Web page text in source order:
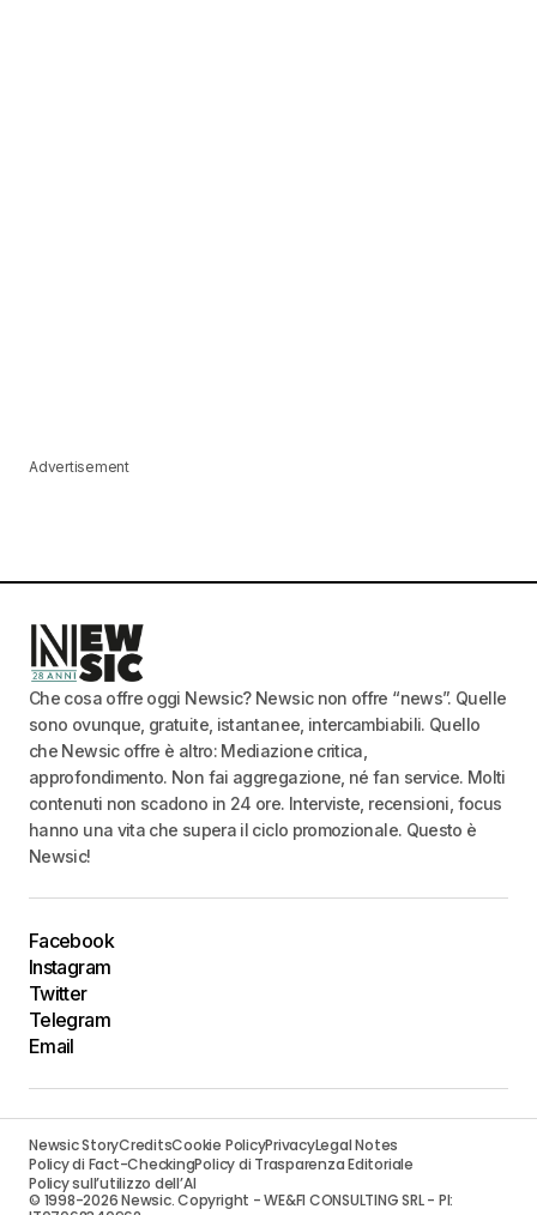
Advertisement
Che cosa offre oggi Newsic? Newsic non offre “news”. Quelle
sono ovunque, gratuite, istantanee, intercambiabili. Quello
che Newsic offre è altro: Mediazione critica,
approfondimento. Non fai aggregazione, né fan service. Molti
contenuti non scadono in 24 ore. Interviste, recensioni, focus
hanno una vita che supera il ciclo promozionale. Questo è
Newsic!
Facebook
Instagram
Twitter
Telegram
Email
Newsic StoryCreditsCookie PolicyPrivacyLegal Notes
Policy di Fact-CheckingPolicy di Trasparenza Editoriale
Policy sull’utilizzo dell’AI
© 1998-2026 Newsic. Copyright - WE&FI CONSULTING SRL - PI: